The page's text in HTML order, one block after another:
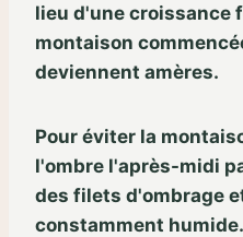
lieu d'une croissance
montaison
deviennent amères.
Pour éviter la
l'ombre l'après-midi
des filets d'ombrage
constamment humide.